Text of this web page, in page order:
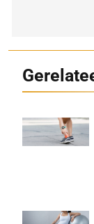
Shutterstock
Shutterstock